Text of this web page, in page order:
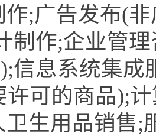
;广告发布(
制作;企业管
信息系统集
许可的商品);
卫生用品销售;